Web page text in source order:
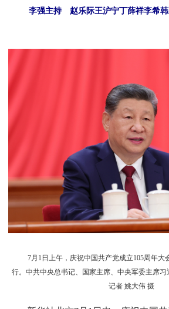
李强主持 赵乐际王沪宁丁薛祥李希
7月1日上午，庆祝中国共产党成立105周年大
行。中共中央总书记、国家主席、中央军委主席
记者 姚大伟 摄